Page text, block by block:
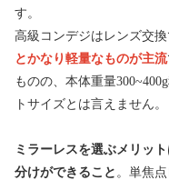
す。
高級コンデジはレンズ交
とかなり軽量なものが主流
ものの、本体重量
トサイズとは言えません。
ミラーレスを選ぶメリッ
分けができること 。単焦